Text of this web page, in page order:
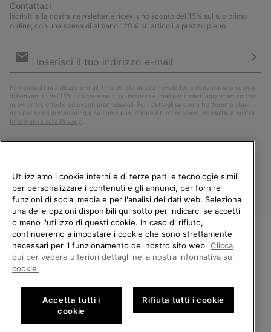
Contattaci
Iscriviti alla nostra newsletter e ricevi uno sconto del 15% sul tuo primo
ordine, con una spesa di almeno 120 € su articoli a prezzo pieno.
e-
Fornendo il tuo indirizzo e-mail, ti iscrivi alla nostra newsletter e riceverai uno sconto
di benvenuto del 15%. Utilizzeremo il tuo indirizzo e-mail per inviarti aggiornamenti su
nuovi arrivi, offerte ed eventi promozionali. Per i dettagli su come tratteremo i tuoi
dati per scopi di marketing e su come puoi ritirare il tuo consenso, consulta la nostra
Informativa sulla Privacy
Italia
©2026Columbia Sportswear Company. Avenue des Morgines, 12 1213
Petit-Lancy Switzerland. Tutti i diritti riservati.
Politica sulla privacy Termini di utilizzo
Condizioni Generali di Vendita
Public CBCR
BENVENUTO/A IN SOREL.
SELEZIONA IL TUO PAESE DI
Shopping online disponibile
Utilizziamo i cookie interni e di terze parti e tecnologie simili
per personalizzare i contenuti e gli annunci, per fornire
funzioni di social media e per l'analisi dei dati web. Seleziona
una delle opzioni disponibili qui sotto per indicarci se accetti
o meno l'utilizzo di questi cookie. In caso di rifiuto,
continueremo a impostare i cookie che sono strettamente
necessari per il funzionamento del nostro sito web. Clicca
qui per vedere ulteriori dettagli nella nostra informativa sui
cookie.
Accetta tutti i
cookie
Rifiuta tutti i cookie